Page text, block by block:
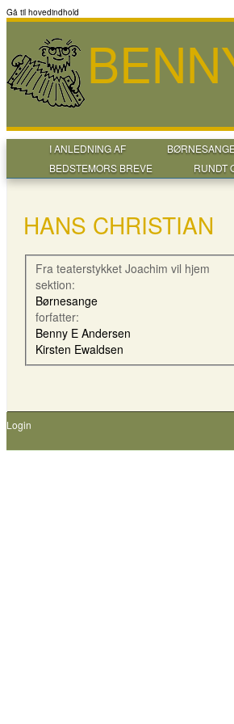
Gå til hovedindhold
I ANLEDNING AF
BEDSTEMORS BREVE
RUNDT
HANS CHRISTIAN
Fra teaterstykket Joachim vil hjem
sektion:
Børnesange
forfatter:
Benny E Andersen
Kirsten Ewaldsen
Login